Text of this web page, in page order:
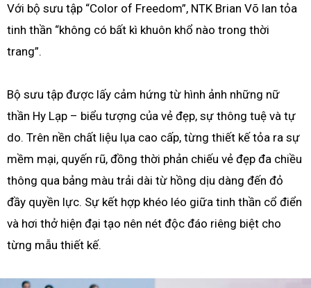
Với bộ sưu tập “Color of Freedom”, NTK Brian Võ lan tỏa
tinh thần “không có bất kì khuôn khổ nào trong thời
trang”.
Bộ sưu tập được lấy cảm hứng từ hình ảnh những nữ
thần Hy Lạp – biểu tượng của vẻ đẹp, sự thông tuệ và tự
do. Trên nền chất liệu lụa cao cấp, từng thiết kế tỏa ra sự
mềm mại, quyến rũ, đồng thời phản chiếu vẻ đẹp đa chiều
thông qua bảng màu trải dài từ hồng dịu dàng đến đỏ
đầy quyền lực. Sự kết hợp khéo léo giữa tinh thần cổ điển
và hơi thở hiện đại tạo nên nét độc đáo riêng biệt cho
từng mẫu thiết kế.